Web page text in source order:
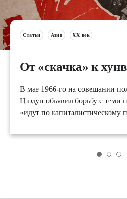
Статьи Азия XX век
От «скачка» к
В мае 1966-го на совещании
Цзэдун объявил борьбу с теми
«идут по капиталистическому